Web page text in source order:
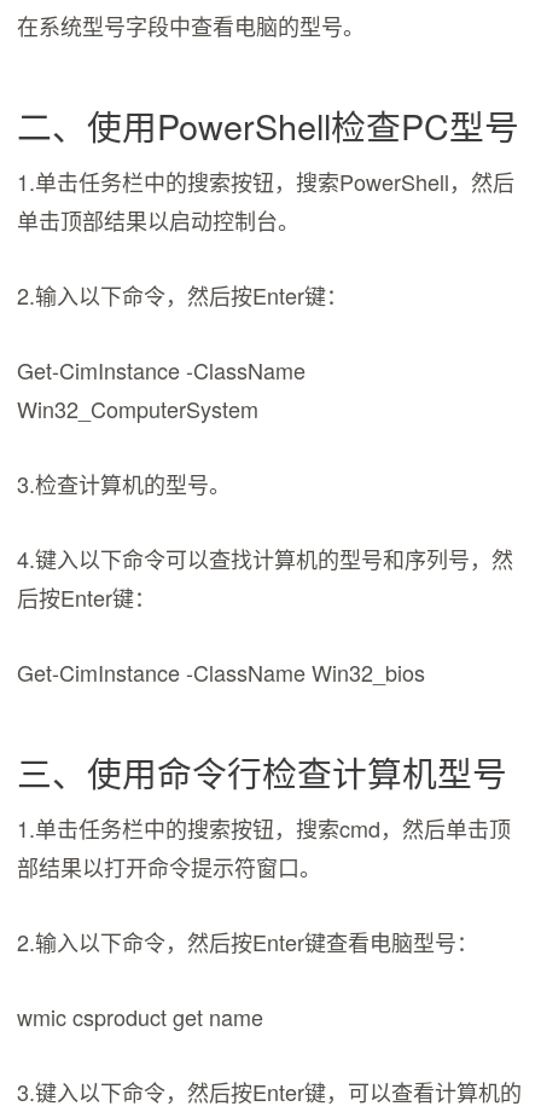
在系统型号字段中查看电脑的型号。
二、使用PowerShell检查PC型号
1.单击任务栏中的搜索按钮，搜索PowerShell，然后
单击顶部结果以启动控制台。
2.输入以下命令，然后按Enter键：
Get-CimInstance -ClassName
Win32_ComputerSystem
3.检查计算机的型号。
4.键入以下命令可以查找计算机的型号和序列号，然
后按Enter键：
Get-CimInstance -ClassName Win32_bios
三、使用命令行检查计算机型号
1.单击任务栏中的搜索按钮，搜索cmd，然后单击顶
部结果以打开命令提示符窗口。
2.输入以下命令，然后按Enter键查看电脑型号：
wmic csproduct get name
3.键入以下命令，然后按Enter键，可以查看计算机的